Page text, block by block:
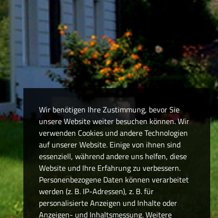
Wir benötigen Ihre Zustimmung, bevor Sie
unsere Website weiter besuchen können. Wir
verwenden Cookies und andere Technologien
auf unserer Website. Einige von ihnen sind
essenziell, während andere uns helfen, diese
Website und Ihre Erfahrung zu verbessern.
Personenbezogene Daten können verarbeitet
werden (z. B. IP-Adressen), z. B. für
personalisierte Anzeigen und Inhalte oder
Anzeigen- und Inhaltsmessung. Weitere